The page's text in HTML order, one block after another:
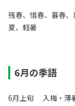
残春、惜春、暮春
夏、軽暑
6月の季語
6月上旬 入梅・薄